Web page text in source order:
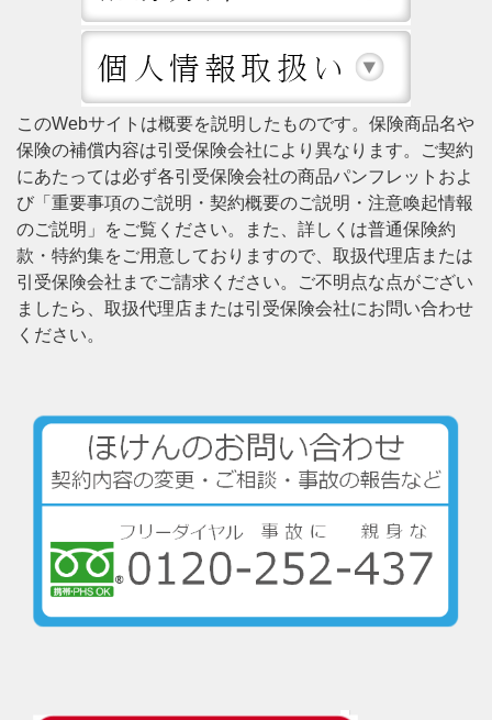
このWebサイトは概要を説明したものです。保険商品名や
保険の補償内容は引受保険会社により異なります。ご契約
にあたっては必ず各引受保険会社の商品パンフレットおよ
び「重要事項のご説明・契約概要のご説明・注意喚起情報
のご説明」をご覧ください。また、詳しくは普通保険約
款・特約集をご用意しておりますので、取扱代理店または
引受保険会社までご請求ください。ご不明点な点がござい
ましたら、取扱代理店または引受保険会社にお問い合わせ
ください。